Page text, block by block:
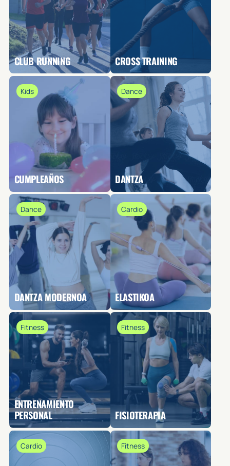
CLUB RUNNING CROSS TRAINING
Kids
CUMPLEAÑOS
Dance
DANTZA
Dance
DANTZA MODERNOA
Cardio
ELASTIKOA
Fitness
ENTRENAMIENTO
PERSONAL
Fitness
FISIOTERAPIA
Cardio Fitness